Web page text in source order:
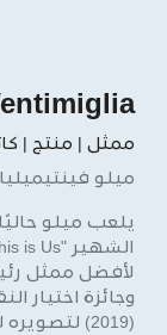
ممثل | منتج |
ميلو
يلعب ميلو
وجائزة
(2019)